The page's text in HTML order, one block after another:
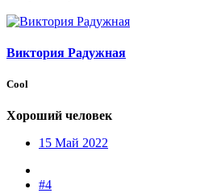
Виктория Радужная
Cool
Хороший человек
15 Май 2022
#4